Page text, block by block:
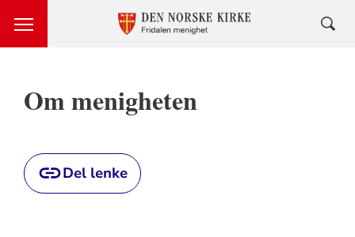
Om menigheten
Del lenke